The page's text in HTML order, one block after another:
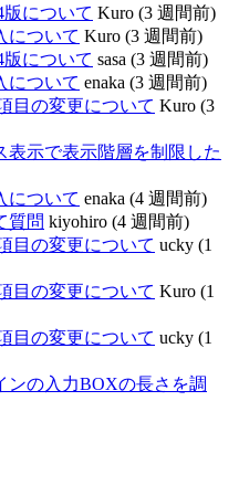
について Kuro (3 週間前)
について Kuro (3 週間前)
について sasa (3 週間前)
について enaka (3 週間前)
目の変更について Kuro (3
表示で表示階層を制限した
について enaka (4 週間前)
質問 kiyohiro (4 週間前)
目の変更について ucky (1
目の変更について Kuro (1
目の変更について ucky (1
ンの入力BOXの長さを調